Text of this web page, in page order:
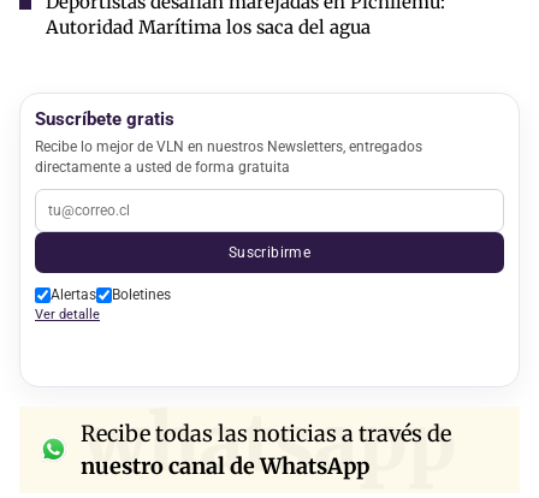
Autoridad Marítima los saca del agua
Suscríbete gratis
Recibe lo mejor de VLN en nuestros Newsletters, entregados
directamente a usted de forma gratuita
Suscribirme
Alertas Boletines
Ver detalle
whatsapp
Recibe todas las noticias a través de
nuestro canal de WhatsApp